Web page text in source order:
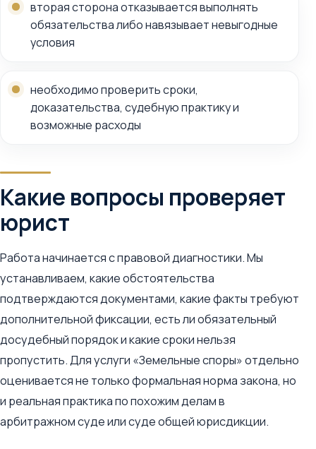
вторая сторона отказывается выполнять
обязательства либо навязывает невыгодные
условия
необходимо проверить сроки,
доказательства, судебную практику и
возможные расходы
Какие вопросы проверяет
юрист
Работа начинается с правовой диагностики. Мы
устанавливаем, какие обстоятельства
подтверждаются документами, какие факты требуют
дополнительной фиксации, есть ли обязательный
досудебный порядок и какие сроки нельзя
пропустить. Для услуги «Земельные споры» отдельно
оценивается не только формальная норма закона, но
и реальная практика по похожим делам в
арбитражном суде или суде общей юрисдикции.